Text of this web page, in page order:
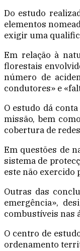
Do estudo
elementos
exigir uma
Em relação à
florestais
número de
condutores» e
O estudo dá
missão, bem
cobertura de
Em questões de
sistema de
este não exercido
Outras das
emergência»,
combustíveis nas
O centro de
ordenamento